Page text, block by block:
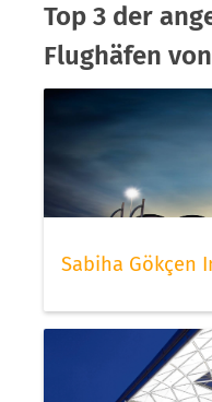
Top 3 der
Flughäfen
Sabiha Gökçen